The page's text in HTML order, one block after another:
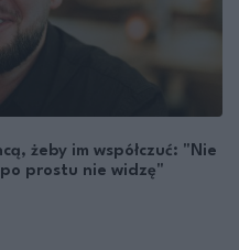
żeby im współczuć: "Nie
po prostu nie widzę"